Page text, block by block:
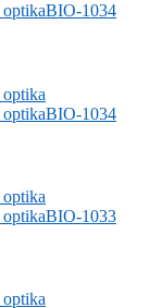
BIO-1034
BIO-1034
BIO-1033